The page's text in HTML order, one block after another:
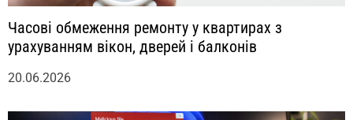
Часові обмеження ремонту у квартирах з
урахуванням вікон, дверей і балконів
20.06.2026